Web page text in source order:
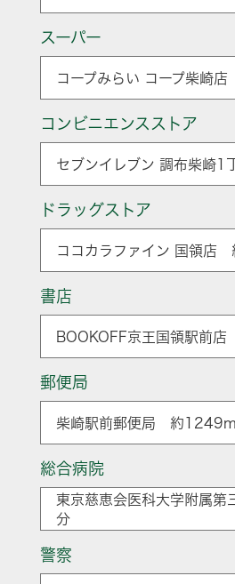
スーパー
コープみらい コープ柴崎
コンビニエンスストア
セブンイレブン 調布柴崎
ドラッグストア
ココカラファイン 国領
書店
BOOKOFF京王国領駅前
郵便局
柴崎駅前郵便局 約
総合病院
東京慈恵会医科大学附属
分
警察